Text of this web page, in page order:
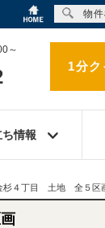
～
1分ク
情報
杉４丁目 土地 全５区
物